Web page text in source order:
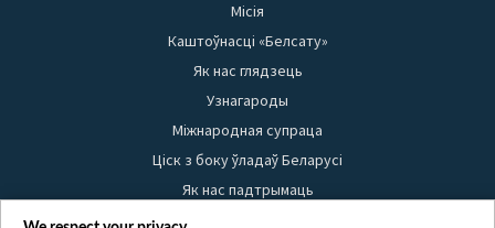
Місія
Каштоўнасці «Белсату»
Як нас глядзець
Узнагароды
Міжнародная супраца
Ціск з боку ўладаў Беларусі
Як нас падтрымаць
Правілы выкарыстання матэрыялаў